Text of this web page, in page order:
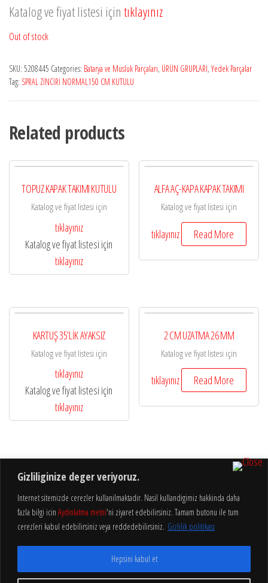
Gizliliginize deger veriyoruz.
Internet sitemizde cerezler kullanilmaktadir. Nasil kullandigimiz hakkinda daha
fazla bilgi icin Aydinlatma metni'ni ziyaret edebilirsiniz. Tamam butonu ile tum
cerezleri kabul edebilirsiniz veya reddedebilirsiniz. Gizlilik politikası
Hepsini kabul et
Katalog ve fiyat listesi içintıklayınız
Out of stock
SKU: 5208445 Categories: Batarya ve Musluk Parçaları, ÜRÜN GRUPLARI, Yedek Parçalar
Tag: SPRAL ZİNCİRİ NORMAL150 CM KUTULU
Related products
TOPUZ KAPAK TAKIMI KUTULU
Katalog ve fiyat listesi için
tıklayınız
Katalog ve fiyat listesi için
tıklayınız
ALFA AÇ-KAPA KAPAK TAKIMI
Katalog ve fiyat listesi için
tıklayınız Read More
KARTUŞ 35’LİK AYAKSIZ
Katalog ve fiyat listesi için
tıklayınız
Katalog ve fiyat listesi için
tıklayınız
2 CM UZATMA 26 MM
Katalog ve fiyat listesi için
tıklayınız Read More
Hakkımızda
Aydınlatma
Gizlilik